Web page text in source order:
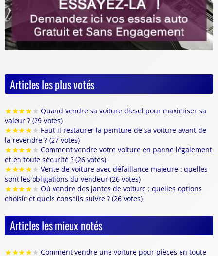
Articles les plus votés
★★★★★ Quand vendre sa voiture diesel pour maximiser sa
valeur ? (29 votes)
★★★★★ Faut-il restaurer la peinture de sa voiture avant de
la revendre ? (27 votes)
★★★★★ Comment vendre votre voiture en panne légalement
et en toute sécurité ? (26 votes)
★★★★★ Vente de voiture avec défaillance majeure : quelles
sont les obligations du vendeur (26 votes)
★★★★★ Où vendre des jantes de voiture : quelles options
choisir et quels conseils suivre ? (26 votes)
Articles les mieux notés
★★★★★ Comment vendre une voiture pour pièces en toute